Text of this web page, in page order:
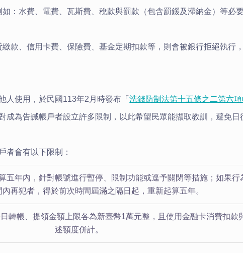
：水費、電費、瓦斯費、稅款與罰款（包含罰鍰及滯納金）等必
款、信用卡費、保險費、基金定期扣款等，則會被銀行拒絕執行
人使用，於民國113年2月時發布「洗錢防制法第十五條之二第六
成為告誡帳戶者設立許多限制，以此希望民眾能擷取教訓，避免日
者會有以下限制：
五年內，針對帳號進行暫停、限制功能或逕予關閉等措施；如果行
內再犯者，得於前次時間屆滿之隔日起，重新起算五年。
轉帳、提領金額上限各為新臺幣1萬元整，且使用金融卡消費扣款
述額度併計。